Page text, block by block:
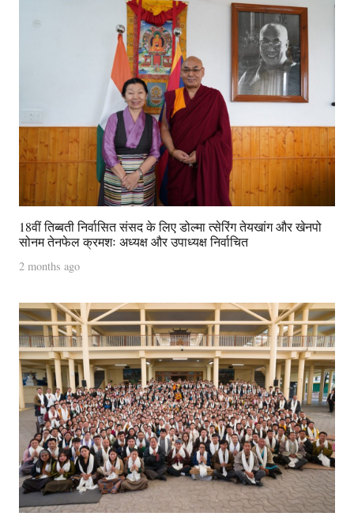
18वीं तिब्बती निर्वासित संसद के लिए डोल्मा त्सेरिंग तेयखांग और खेनपो
सोनम तेनफेल क्रमशः अध्यक्ष और उपाध्यक्ष निर्वाचित
2 months ago